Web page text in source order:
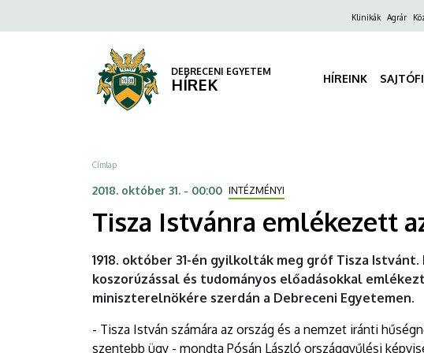
emlékezett
egyetem
DEBRECENI
EGYETEM
a
FelsőKlinikák Agrár
DEBRECENI EGYETEM
HÍREK HÍREINK
Morzsa
Címlap
2018. október 31. - 00:00 INTÉZMÉNYI
​​​​​​​Tisza Istvánra emlékezett
1918. október 31-én gyilkolták meg gróf Tisza
koszorúzással és tudományos előadásokkal
miniszterelnökére szerdán a Debreceni Egyetemen.
- Tisza István számára az ország és a nemzet iránti
szentebb ügy - mondta Pósán László országgyűlési